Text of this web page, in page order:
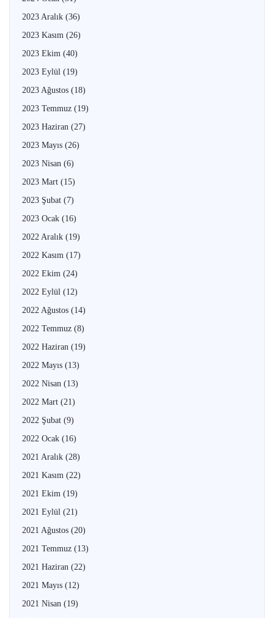
2023 Aralık (36)
2023 Kasım (26)
2023 Ekim (40)
2023 Eylül (19)
2023 Ağustos (18)
2023 Temmuz (19)
2023 Haziran (27)
2023 Mayıs (26)
2023 Nisan (6)
2023 Mart (15)
2023 Şubat (7)
2023 Ocak (16)
2022 Aralık (19)
2022 Kasım (17)
2022 Ekim (24)
2022 Eylül (12)
2022 Ağustos (14)
2022 Temmuz (8)
2022 Haziran (19)
2022 Mayıs (13)
2022 Nisan (13)
2022 Mart (21)
2022 Şubat (9)
2022 Ocak (16)
2021 Aralık (28)
2021 Kasım (22)
2021 Ekim (19)
2021 Eylül (21)
2021 Ağustos (20)
2021 Temmuz (13)
2021 Haziran (22)
2021 Mayıs (12)
2021 Nisan (19)